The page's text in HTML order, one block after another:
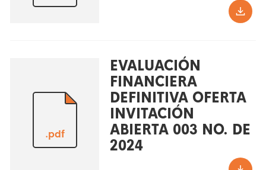
.pdf
EVALUACIÓN
FINANCIERA
DEFINITIVA OFERTA
INVITACIÓN
ABIERTA 003 NO. DE
2024